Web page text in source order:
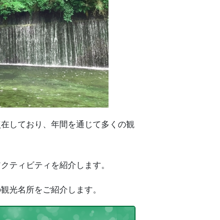
しており、年間を通じて多くの観
ティビティを紹介します。
光名所をご紹介します。